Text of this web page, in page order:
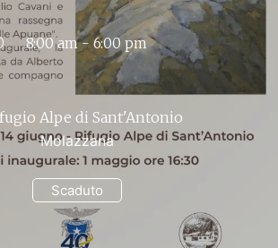
Scaduto
8:00 am - 6:00 pm
Alpe di Sant'Antonio
Molazzana